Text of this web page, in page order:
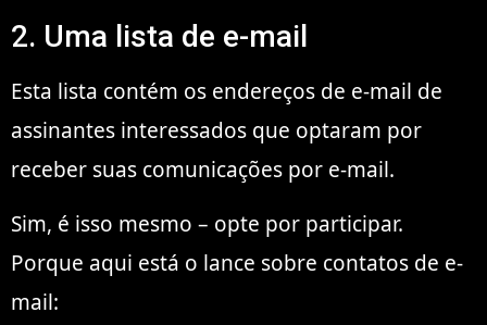
2. Uma lista de e-mail
Esta lista contém os endereços de e-mail de
assinantes interessados que optaram por
receber suas comunicações por e-mail.
Sim, é isso mesmo – opte por participar.
Porque aqui está o lance sobre contatos de e-
mail: